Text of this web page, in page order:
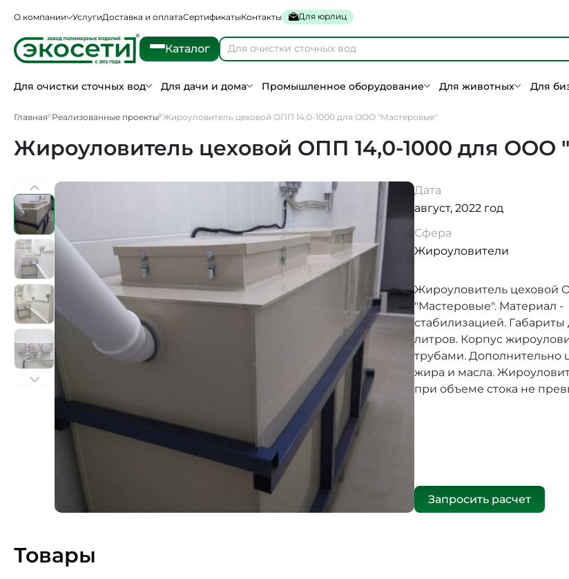
О компании УслугиДоставка и оплатаСертификатыКонтакты Для юрлиц
Каталог
Для очистки сточных вод Для дачи и дома Промышленное оборудование Для животных Для
Главная Реализованные проекты Жироуловитель цеховой ОПП 14,0-1000 для ООО "Мастеровые"
Жироуловитель цеховой ОПП 14,0-1000 для ООО
Дата
август, 2022 год
Сфера
Жироуловители
Жироуловитель цеховой
"Мастеровые". Материал
стабилизацией. Габариты
литров. Корпус
трубами. Дополнительно
жира и масла.
при объеме стока не
Запросить расчет
Товары